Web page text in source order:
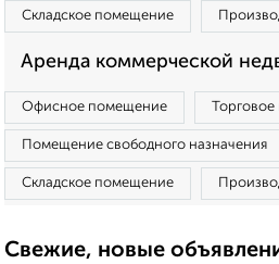
Складское помещение
Аренда коммерческой
Офисное помещение
Помещение свободного назначения
Складское помещение
Свежие, новые